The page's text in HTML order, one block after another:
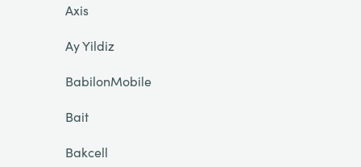
Axis
Ay Yildiz
BabilonMobile
Bait
Bakcell